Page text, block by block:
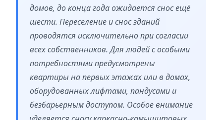
домов, до конца года ожидается снос ещё
шести. Переселение и снос зданий
проводятся исключительно при согласии
всех собственников. Для людей с особыми
потребностями предусмотрены
квартиры на первых этажах или в домах,
оборудованных лифтами, пандусами и
безбарьерным доступом. Особое внимание